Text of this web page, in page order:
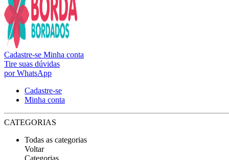
Cadastre-se Minha conta
Tire suas dúvidas
por WhatsApp
Cadastre-se
Minha conta
CATEGORIAS
Todas as categorias
Voltar
Categorias